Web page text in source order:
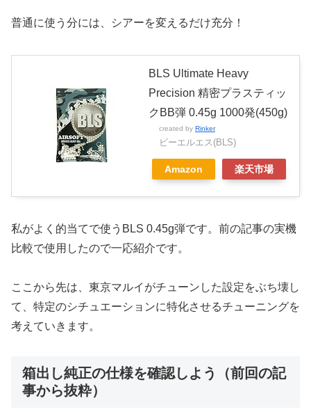
普通に使う分には、シアーを変えるだけ充分！
BLS Ultimate Heavy
Precision 精密プラスティッ
クBB弾 0.45g 1000発(450g)
created by Rinker
ビーエルエス(BLS)
Amazon 楽天市場
私がよく的当てで使うBLS 0.45g弾です。前の記事の実機
比較で使用したので一応紹介です。
ここから先は、東京マルイがチューンした設定をぶち壊し
て、特定のシチュエーションに特化させるチューニングを
考えていきます。
箱出し純正の仕様を確認しよう（前回の記
事から抜粋）